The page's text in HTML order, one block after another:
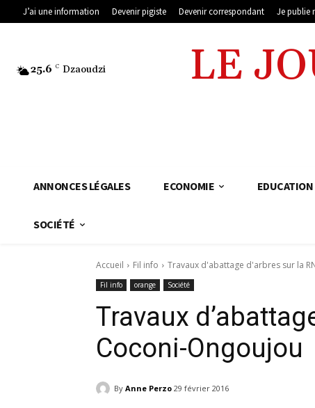
J’ai une information Devenir pigiste Devenir correspondant Je publie
25.6 C Dzaoudzi LE
ANNONCES LÉGALES ECONOMIE EDUCATION
SOCIÉTÉ
Accueil Fil info Travaux d'abattage d'arbres sur la
Fil info orange Société
Travaux
Coconi-Ongoujou
By Anne Perzo 29 février 2016